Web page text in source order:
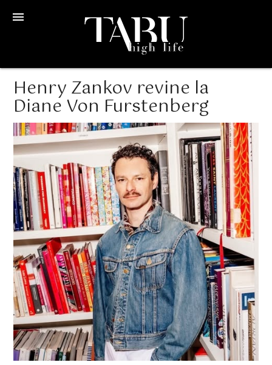
menu
Henry Zankov revine la
Diane Von Furstenberg